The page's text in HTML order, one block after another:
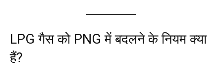
LPG गैस को PNG में बदलने के नियम क्या
हैं?